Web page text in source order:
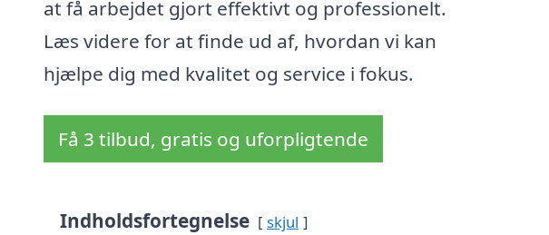
at få arbejdet gjort effektivt og professionelt.
Læs videre for at finde ud af, hvordan vi kan
hjælpe dig med kvalitet og service i fokus.
Få 3 tilbud, gratis og uforpligtende
Indholdsfortegnelse skjul